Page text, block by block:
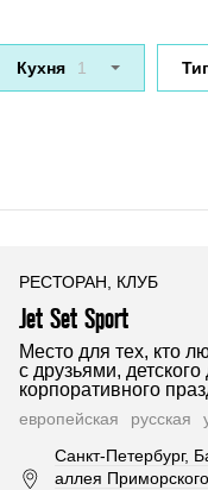
Кухня 1
РЕСТОРАН, КЛУБ
Jet Set Sport
Место для тех, кто
с друзьями,
корпоративного
европейская русская
Санкт-Петербург,
аллея